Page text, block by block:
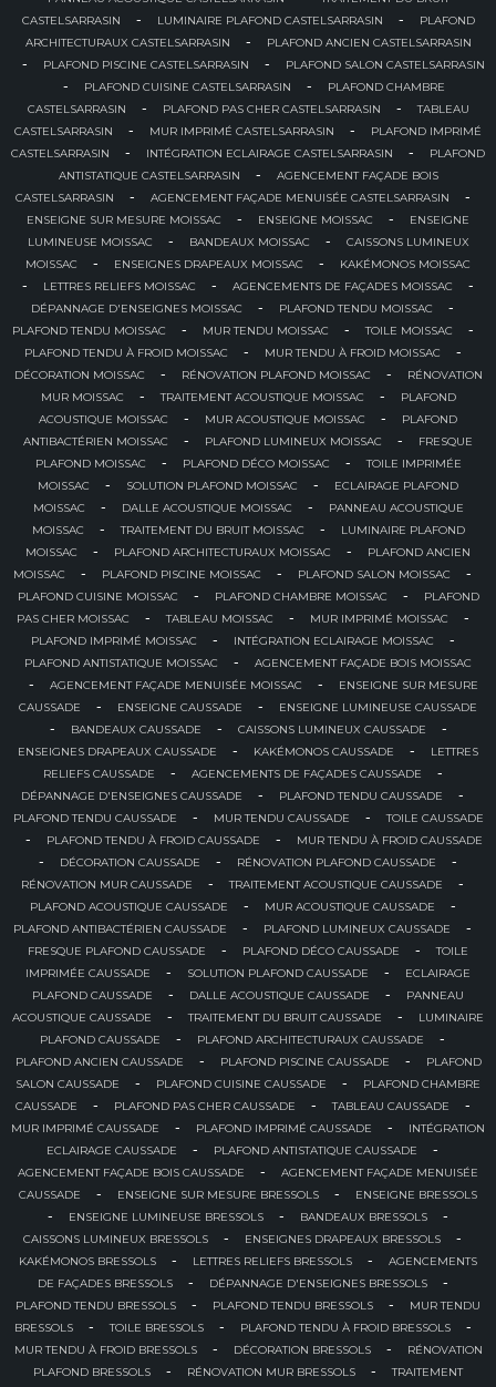
CASTELSARRASIN
- LUMINAIRE PLAFOND CASTELSARRASIN -
PLAFOND
ARCHITECTURAUX CASTELSARRASIN
- PLAFOND ANCIEN CASTELSARRASIN
- PLAFOND PISCINE CASTELSARRASIN - PLAFOND SALON CASTELSARRASIN
- PLAFOND CUISINE CASTELSARRASIN -
PLAFOND CHAMBRE
CASTELSARRASIN
- PLAFOND PAS CHER CASTELSARRASIN -
TABLEAU
CASTELSARRASIN
- MUR IMPRIMÉ CASTELSARRASIN -
PLAFOND IMPRIMÉ
CASTELSARRASIN
- INTÉGRATION ECLAIRAGE CASTELSARRASIN -
PLAFOND
ANTISTATIQUE CASTELSARRASIN
-
AGENCEMENT FAÇADE BOIS
CASTELSARRASIN
- AGENCEMENT FAÇADE MENUISÉE CASTELSARRASIN -
ENSEIGNE SUR MESURE MOISSAC - ENSEIGNE MOISSAC -
ENSEIGNE
LUMINEUSE MOISSAC
- BANDEAUX MOISSAC -
CAISSONS LUMINEUX
MOISSAC
- ENSEIGNES DRAPEAUX MOISSAC - KAKÉMONOS MOISSAC
- LETTRES RELIEFS MOISSAC - AGENCEMENTS DE FAÇADES MOISSAC -
DÉPANNAGE D'ENSEIGNES MOISSAC - PLAFOND TENDU MOISSAC -
PLAFOND TENDU MOISSAC - MUR TENDU MOISSAC - TOILE MOISSAC -
PLAFOND TENDU À FROID MOISSAC - MUR TENDU À FROID MOISSAC -
DÉCORATION MOISSAC - RÉNOVATION PLAFOND MOISSAC -
RÉNOVATION
MUR MOISSAC
- TRAITEMENT ACOUSTIQUE MOISSAC -
PLAFOND
ACOUSTIQUE MOISSAC
- MUR ACOUSTIQUE MOISSAC -
PLAFOND
ANTIBACTÉRIEN MOISSAC
- PLAFOND LUMINEUX MOISSAC -
FRESQUE
PLAFOND MOISSAC
- PLAFOND DÉCO MOISSAC -
TOILE IMPRIMÉE
MOISSAC
- SOLUTION PLAFOND MOISSAC -
ECLAIRAGE PLAFOND
MOISSAC
- DALLE ACOUSTIQUE MOISSAC -
PANNEAU ACOUSTIQUE
MOISSAC
- TRAITEMENT DU BRUIT MOISSAC -
LUMINAIRE PLAFOND
MOISSAC
- PLAFOND ARCHITECTURAUX MOISSAC -
PLAFOND ANCIEN
MOISSAC
- PLAFOND PISCINE MOISSAC - PLAFOND SALON MOISSAC -
PLAFOND CUISINE MOISSAC - PLAFOND CHAMBRE MOISSAC -
PLAFOND
PAS CHER MOISSAC
- TABLEAU MOISSAC - MUR IMPRIMÉ MOISSAC -
PLAFOND IMPRIMÉ MOISSAC - INTÉGRATION ECLAIRAGE MOISSAC -
PLAFOND ANTISTATIQUE MOISSAC - AGENCEMENT FAÇADE BOIS MOISSAC
- AGENCEMENT FAÇADE MENUISÉE MOISSAC -
ENSEIGNE SUR MESURE
CAUSSADE
- ENSEIGNE CAUSSADE - ENSEIGNE LUMINEUSE CAUSSADE
- BANDEAUX CAUSSADE - CAISSONS LUMINEUX CAUSSADE -
ENSEIGNES DRAPEAUX CAUSSADE - KAKÉMONOS CAUSSADE -
LETTRES
RELIEFS CAUSSADE
- AGENCEMENTS DE FAÇADES CAUSSADE -
DÉPANNAGE D'ENSEIGNES CAUSSADE - PLAFOND TENDU CAUSSADE -
PLAFOND TENDU CAUSSADE - MUR TENDU CAUSSADE - TOILE CAUSSADE
- PLAFOND TENDU À FROID CAUSSADE - MUR TENDU À FROID CAUSSADE
- DÉCORATION CAUSSADE - RÉNOVATION PLAFOND CAUSSADE -
RÉNOVATION MUR CAUSSADE - TRAITEMENT ACOUSTIQUE CAUSSADE -
PLAFOND ACOUSTIQUE CAUSSADE - MUR ACOUSTIQUE CAUSSADE -
PLAFOND ANTIBACTÉRIEN CAUSSADE - PLAFOND LUMINEUX CAUSSADE -
FRESQUE PLAFOND CAUSSADE - PLAFOND DÉCO CAUSSADE -
TOILE
IMPRIMÉE CAUSSADE
- SOLUTION PLAFOND CAUSSADE -
ECLAIRAGE
PLAFOND CAUSSADE
- DALLE ACOUSTIQUE CAUSSADE -
PANNEAU
ACOUSTIQUE CAUSSADE
- TRAITEMENT DU BRUIT CAUSSADE -
LUMINAIRE
PLAFOND CAUSSADE
- PLAFOND ARCHITECTURAUX CAUSSADE -
PLAFOND ANCIEN CAUSSADE - PLAFOND PISCINE CAUSSADE -
PLAFOND
SALON CAUSSADE
- PLAFOND CUISINE CAUSSADE -
PLAFOND CHAMBRE
CAUSSADE
- PLAFOND PAS CHER CAUSSADE - TABLEAU CAUSSADE -
MUR IMPRIMÉ CAUSSADE - PLAFOND IMPRIMÉ CAUSSADE -
INTÉGRATION
ECLAIRAGE CAUSSADE
- PLAFOND ANTISTATIQUE CAUSSADE -
AGENCEMENT FAÇADE BOIS CAUSSADE -
AGENCEMENT FAÇADE MENUISÉE
CAUSSADE
- ENSEIGNE SUR MESURE BRESSOLS - ENSEIGNE BRESSOLS
- ENSEIGNE LUMINEUSE BRESSOLS - BANDEAUX BRESSOLS -
CAISSONS LUMINEUX BRESSOLS - ENSEIGNES DRAPEAUX BRESSOLS -
KAKÉMONOS BRESSOLS - LETTRES RELIEFS BRESSOLS -
AGENCEMENTS
DE FAÇADES BRESSOLS
- DÉPANNAGE D'ENSEIGNES BRESSOLS -
PLAFOND TENDU BRESSOLS - PLAFOND TENDU BRESSOLS -
MUR TENDU
BRESSOLS
- TOILE BRESSOLS - PLAFOND TENDU À FROID BRESSOLS -
MUR TENDU À FROID BRESSOLS - DÉCORATION BRESSOLS -
RÉNOVATION
PLAFOND BRESSOLS
- RÉNOVATION MUR BRESSOLS - TRAITEMENT